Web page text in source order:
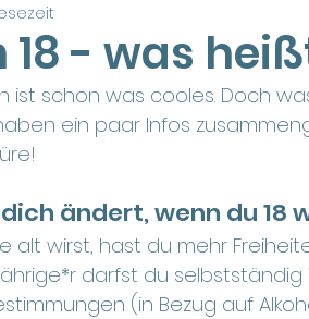
18 - was
ist schon was cooles. Doch
ein paar Infos
ändert, wenn du 18
alt wirst, hast du mehr
darfst du
(in Bezug auf